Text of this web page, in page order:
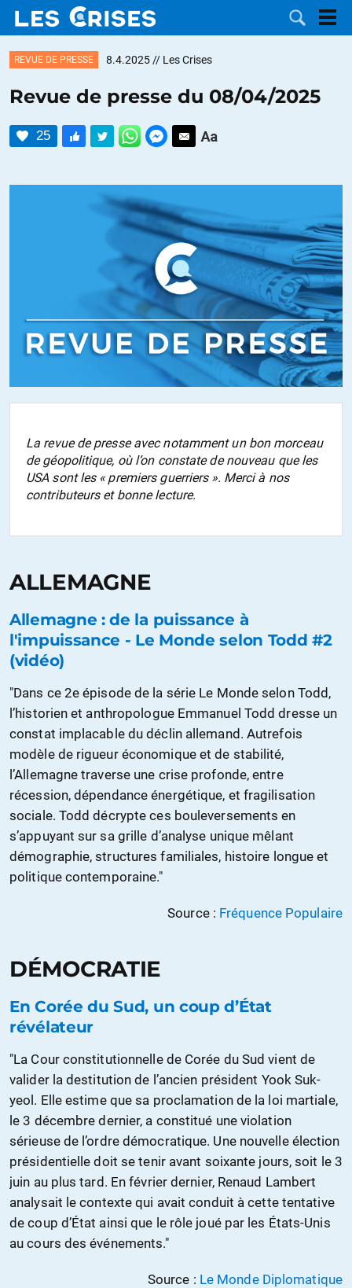
LES
REVUE DE PRESSE 8.4.2025 // Les Crises
Revue de presse du 08/04/2025
25
La revue de presse avec notamment un bon morceau
de géopolitique, où l’on constate de nouveau que les
USA sont les « premiers guerriers ». Merci à nos
contributeurs et bonne lecture.
ALLEMAGNE
Allemagne : de la puissance à
l'impuissance - Le Monde selon Todd #2
(vidéo)
"Dans ce 2e épisode de la série Le Monde selon Todd,
l’historien et anthropologue Emmanuel Todd dresse un
constat implacable du déclin allemand. Autrefois
modèle de rigueur économique et de stabilité,
l’Allemagne traverse une crise profonde, entre
récession, dépendance énergétique, et fragilisation
sociale. Todd décrypte ces bouleversements en
s’appuyant sur sa grille d’analyse unique mêlant
démographie, structures familiales, histoire longue et
politique contemporaine."
Source : Fréquence Populaire
DÉMOCRATIE
En Corée du Sud, un coup d’État
révélateur
"La Cour constitutionnelle de Corée du Sud vient de
valider la destitution de l’ancien président Yook Suk-
yeol. Elle estime que sa proclamation de la loi martiale,
le 3 décembre dernier, a constitué une violation
sérieuse de l’ordre démocratique. Une nouvelle élection
présidentielle doit se tenir avant soixante jours, soit le 3
juin au plus tard. En février dernier, Renaud Lambert
analysait le contexte qui avait conduit à cette tentative
de coup d’État ainsi que le rôle joué par les États-Unis
au cours des événements."
Source : Le Monde Diplomatique